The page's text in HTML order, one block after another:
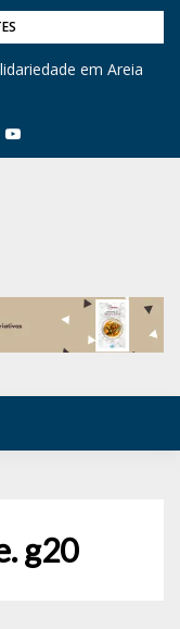
em Areia
g20